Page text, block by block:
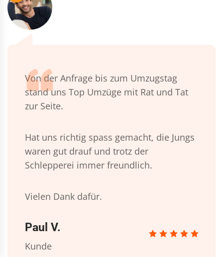
Von der Anfrage bis zum Umzugstag
stand uns Top Umzüge mit Rat und Tat
zur Seite.
Hat uns richtig spass gemacht, die Jungs
waren gut drauf und trotz der
Schlepperei immer freundlich.
Vielen Dank dafür.
Paul V.
Kunde